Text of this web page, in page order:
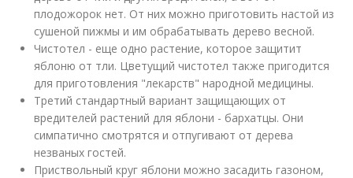
плодожорок нет. От них можно приготовить настой из
сушеной пижмы и им обрабатывать дерево весной.
Чистотел - еще одно растение, которое защитит
яблоню от тли. Цветущий чистотел также пригодится
для приготовления "лекарств" народной медицины.
Третий стандартный вариант защищающих от
вредителей растений для яблони - бархатцы. Они
симпатично смотрятся и отпугивают от дерева
незваных гостей.
Приствольный круг яблони можно засадить газоном,